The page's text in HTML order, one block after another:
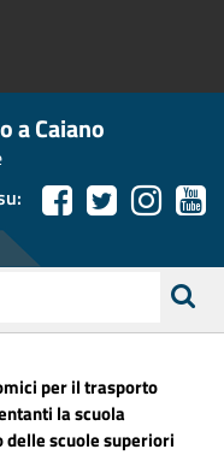
a Caiano
per il trasporto
la scuola
delle scuole superiori